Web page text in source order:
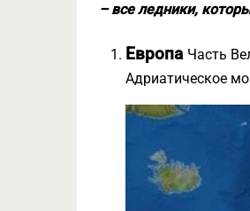
– все ледники,
Европа Часть
Адриатическое